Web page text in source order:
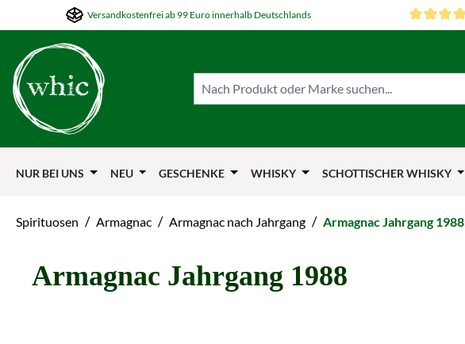
Hauptinhalt springen
Zur Suche springen
Zur Hauptnavigation springen
Versandkostenfrei ab 99 Euro innerhalb Deutschlands
NUR BEI UNS NEU GESCHENKE WHISKY SCHOTTISCHER WHISKY
Spirituosen / Armagnac / Armagnac nach Jahrgang / Armagnac Jahrgang 1988
Armagnac Jahrgang 1988